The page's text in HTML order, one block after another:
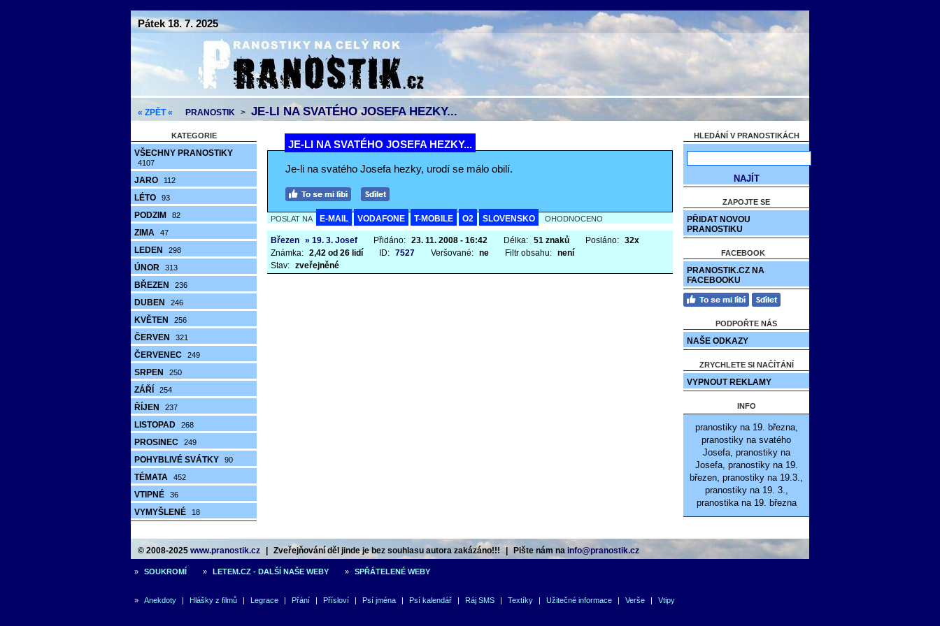
Pátek 18. 7. 2025
« ZPĚT « PRANOSTIK > JE-LI NA SVATÉHO JOSEFA HEZKY...
KATEGORIE
VŠECHNY PRANOSTIKY
4107
JARO 112
LÉTO 93
PODZIM 82
ZIMA 47
LEDEN 298
ÚNOR 313
BŘEZEN 236
DUBEN 246
KVĚTEN 256
ČERVEN 321
ČERVENEC 249
SRPEN 250
ZÁŘÍ 254
ŘÍJEN 237
LISTOPAD 268
PROSINEC 249
POHYBLIVÉ SVÁTKY 90
TÉMATA 452
VTIPNÉ 36
VYMYŠLENÉ 18
JE-LI NA SVATÉHO JOSEFA HEZKY...
Je-li na svatého Josefa hezky, urodí se málo obilí.
POSLAT NA E-MAIL VODAFONE T-MOBILE O2 SLOVENSKO OHODNOCENO
Březen » 19. 3. Josef Přidáno: 23. 11. 2008 - 16:42 Délka: 51 znaků Posláno: 32x
Známka: 2,42 od 26 lidí ID: 7527 Veršované: ne Filtr obsahu: není
Stav: zveřejněné
HLEDÁNÍ V PRANOSTIKÁCH
ZAPOJTE SE
PŘIDAT NOVOU
PRANOSTIKU
FACEBOOK
PRANOSTIK.CZ NA
FACEBOOKU
PODPOŘTE NÁS
NAŠE ODKAZY
ZRYCHLETE SI NAČÍTÁNÍ
VYPNOUT REKLAMY
INFO
pranostiky na 19. března,
pranostiky na svatého
Josefa, pranostiky na
Josefa, pranostiky na 19.
březen, pranostiky na 19.3.,
pranostiky na 19. 3.,
pranostika na 19. března
© 2008-2025 www.pranostik.cz Zveřejňování děl jinde je bez souhlasu autora zakázáno!!! | Pište nám na info@pranostik.cz
» SOUKROMÍ » LETEM.CZ - DALŠÍ NAŠE WEBY » SPŘÁTELENÉ WEBY
» Anekdoty | Hlášky z filmů | Legrace | Přání | Přísloví | Psí jména | Psí kalendář | Ráj SMS | Textíky | Užitečné informace | Verše | Vtipy